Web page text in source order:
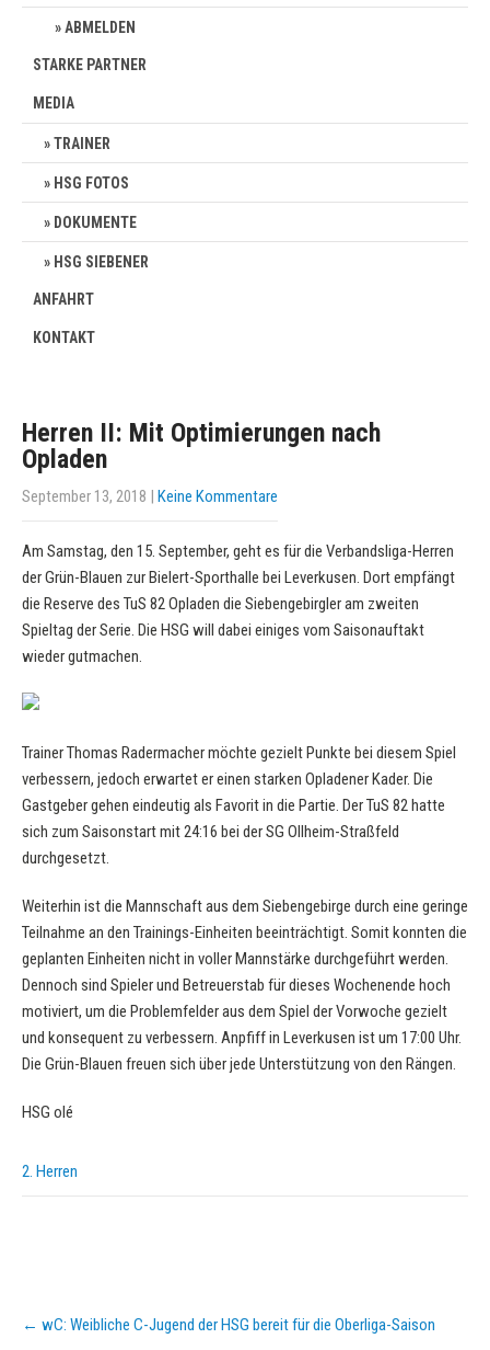
ABMELDEN
STARKE PARTNER
MEDIA
TRAINER
HSG FOTOS
DOKUMENTE
HSG SIEBENER
ANFAHRT
KONTAKT
Herren II: Mit Optimierungen nach
Opladen
September 13, 2018 | Keine Kommentare
Am Samstag, den 15. September, geht es für die Verbandsliga-Herren
der Grün-Blauen zur Bielert-Sporthalle bei Leverkusen. Dort empfängt
die Reserve des TuS 82 Opladen die Siebengebirgler am zweiten
Spieltag der Serie. Die HSG will dabei einiges vom Saisonauftakt
wieder gutmachen.
Trainer Thomas Radermacher möchte gezielt Punkte bei diesem Spiel
verbessern, jedoch erwartet er einen starken Opladener Kader. Die
Gastgeber gehen eindeutig als Favorit in die Partie. Der TuS 82 hatte
sich zum Saisonstart mit 24:16 bei der SG Ollheim-Straßfeld
durchgesetzt.
Weiterhin ist die Mannschaft aus dem Siebengebirge durch eine geringe
Teilnahme an den Trainings-Einheiten beeinträchtigt. Somit konnten die
geplanten Einheiten nicht in voller Mannstärke durchgeführt werden.
Dennoch sind Spieler und Betreuerstab für dieses Wochenende hoch
motiviert, um die Problemfelder aus dem Spiel der Vorwoche gezielt
und konsequent zu verbessern. Anpfiff in Leverkusen ist um 17:00 Uhr.
Die Grün-Blauen freuen sich über jede Unterstützung von den Rängen.
HSG olé
2. Herren
Post
navigation
← wC: Weibliche C-Jugend der HSG bereit für die Oberliga-Saison